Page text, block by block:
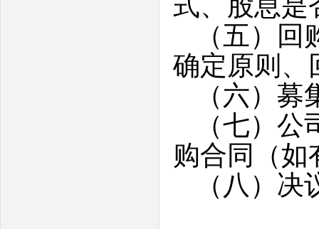
（五）
确定原则、
（六）
（七）
购合同（如
（八）